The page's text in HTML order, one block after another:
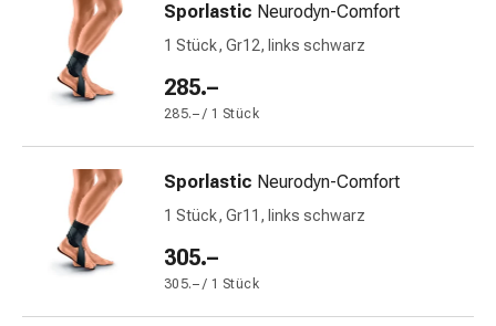
Anti-
Wurmmittel
Rezeptpflichtige
Arzneimittel
Rezeptpflichtige
Arzneimittel
Vaginalbeschwerden
Menstruation
Scheideninfektion
Vaginalgesundheit
Vitamine
Sporlastic Neurodyn-Comfort
1 Stück, Gr12, links schwarz
285.–
285.– / 1 Stück
Sporlastic Neurodyn-Comfort
1 Stück, Gr11, links schwarz
305.–
305.– / 1 Stück